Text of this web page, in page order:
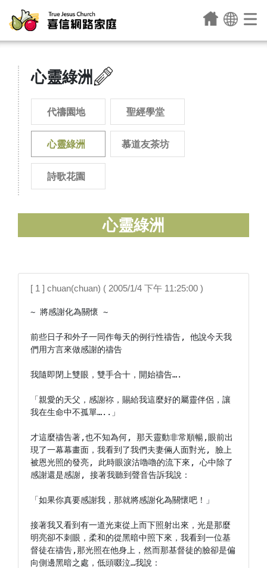
心靈綠洲
代禱園地 聖經學堂
心靈綠洲 慕道友茶坊
詩歌花園
心靈綠洲
[ 1 ] chuan(chuan) ( 2005/1/4 下午 11:25:00 )
~ 將感謝化為關懷 ~
前些日子和外子一同作每天的例行性禱告, 他說今天我
們用方言來做感謝的禱告
我隨即閉上雙眼，雙手合十，開始禱告….
「親愛的天父，感謝祢，賜給我這麼好的屬靈伴侶，讓
我在生命中不孤單…..」
才這麼禱告著,也不知為何, 那天靈動非常順暢,眼前出
現了一幕幕畫面，我看到了我們夫妻倆人面對光, 臉上
被恩光照的發亮, 此時眼淚沽嚕嚕的流下來, 心中除了
感謝還是感謝, 接著我聽到聲音告訴我說：
「如果你真要感謝我，那就將感謝化為關懷吧！」
接著我又看到有一道光束從上而下照射出來，光是那麼
明亮卻不刺眼，柔和的從黑暗中照下來，我看到一位基
督徒在禱告,那光照在他身上，然而那基督徒的臉卻是偏
向側邊黑暗之處，低頭啜泣…我說：